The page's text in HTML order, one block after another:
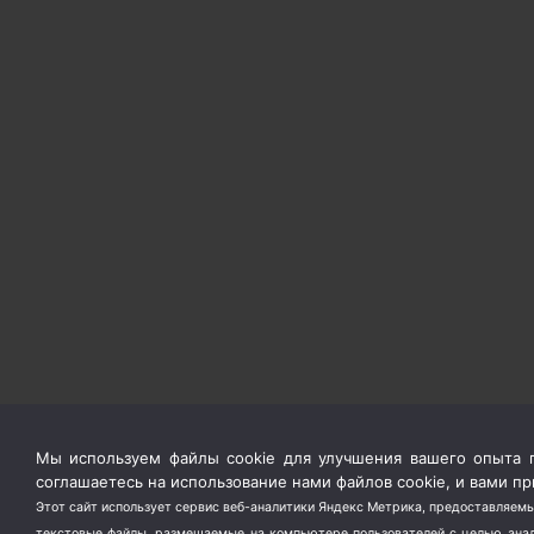
Мы используем файлы cookie для улучшения вашего опыта
соглашаетесь на использование нами файлов cookie, и вами
Этот сайт использует сервис веб-аналитики Яндекс Метрика,